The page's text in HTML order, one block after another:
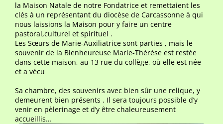
la Maison Natale de notre Fondatrice et remettaient les
clés à un représentant du diocèse de Carcassonne à qui
nous laissions la Maison pour y faire un centre
pastoral,culturel et spirituel .
Les Sœurs de Marie-Auxiliatrice sont parties , mais le
souvenir de la Bienheureuse Marie-Thérèse est restée
dans cette maison, au 13 rue du collège, où elle est née
et a vécu
Sa chambre, des souvenirs avec bien sûr une relique, y
demeurent bien présents . Il sera toujours possible d’y
venir en pèlerinage et d’y être chaleureusement
accueillis…